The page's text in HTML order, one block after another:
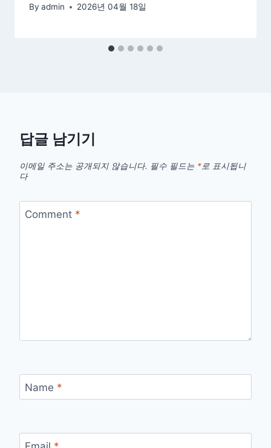
By admin 2026년 04월 18일
답글 남기기
이메일 주소는 공개되지 않습니다. 필수 필드는 *로 표시됩니
다
Comment *
Name *